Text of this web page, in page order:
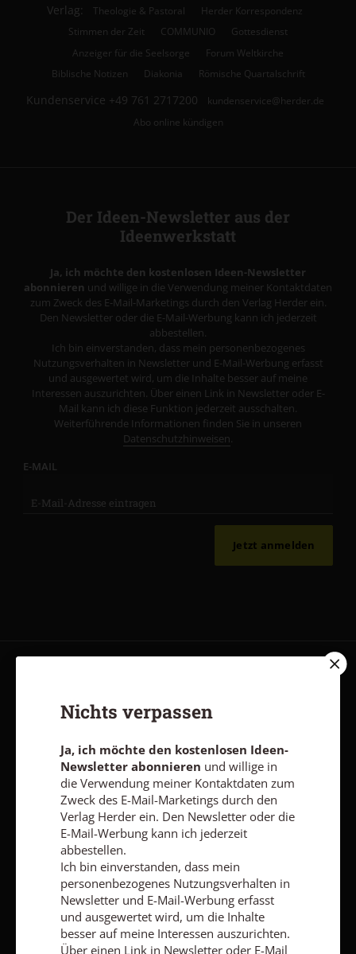
Verlag: Theologie & Pastoral
Herder Korrespondenz
Stimmen der Zeit
COMMUNIO
Gottesdienst
Anzeiger für die Seelsorge
Forum Weltkirche
Biblische Notizen
Diakonia Römische Quartalschrift
Kundenservice +49 761 2717200
kundenservice@herder.de
Abo online kündigen
Der Ideen-Newsletter aus der
Ideenwerkstatt
Ja, ich möchte den kostenlosen Ideen-Newsletter
abonnieren und willige in die Verwendung meiner Kontaktdaten
zum Zweck des E-Mail-Marketings durch den Verlag Herder ein.
Den Newsletter oder die E-Mail-Werbung kann ich jederzeit
abbestellen.
Ich bin einverstanden, dass mein personenbezogenes
Nutzungsverhalten in Newsletter und E-Mail-Werbung erfasst
und ausgewertet wird, um die Inhalte besser auf meine
Interessen auszurichten. Über einen Link in Newsletter oder E-
Mail kann ich diese Funktion jederzeit ausschalten.
Weiterführende Informationen finden Sie in unseren
Datenschutzhinweisen.
E-MAIL
Jetzt anmelden
Vertrag widerrufen Abo online kündigen
Nichts verpassen
Ja, ich möchte den kostenlosen Ideen-
Newsletter abonnieren und willige in
die Verwendung meiner Kontaktdaten zum
Zweck des E-Mail-Marketings durch den
Verlag Herder ein. Den Newsletter oder die
E-Mail-Werbung kann ich jederzeit
abbestellen.
Ich bin einverstanden, dass mein
personenbezogenes Nutzungsverhalten in
Newsletter und E-Mail-Werbung erfasst
und ausgewertet wird, um die Inhalte
besser auf meine Interessen auszurichten.
Über einen Link in Newsletter oder E-Mail